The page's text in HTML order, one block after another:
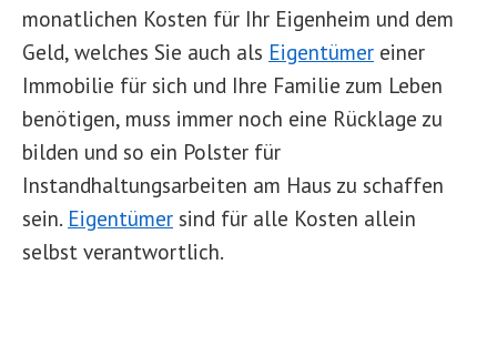
monatlichen Kosten für Ihr Eigenheim und dem
Geld, welches Sie auch als Eigentümer einer
Immobilie für sich und Ihre Familie zum Leben
benötigen, muss immer noch eine Rücklage zu
bilden und so ein Polster für
Instandhaltungsarbeiten am Haus zu schaffen
sein. Eigentümer sind für alle Kosten allein
selbst verantwortlich.